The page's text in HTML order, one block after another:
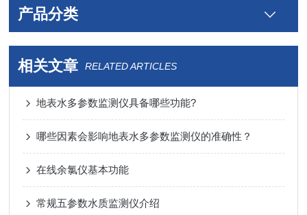
产品分类
相关文章 RELATED ARTICLES
地表水多参数监测仪具备哪些功能?
哪些因素会影响地表水多参数监测仪的准确性？
在线余氯仪基本功能
常规五参数水质监测仪介绍